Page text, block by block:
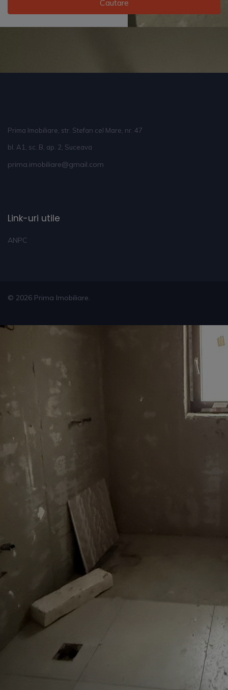
Cautare
Prima Imobiliare, str. Stefan cel Mare, nr. 47
bl. A1, sc. B, ap. 2, Suceava
prima.imobiliare@gmail.com
Link-uri utile
ANPC
© 2026 Prima Imobiliare.